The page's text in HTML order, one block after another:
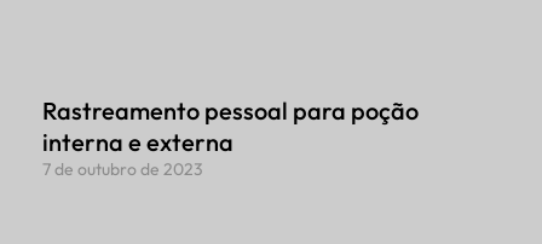
Rastreamento pessoal para poção
interna e externa
7 de outubro de 2023